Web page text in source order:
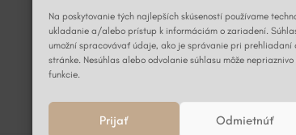
Na poskytovanie tých najlepších skúseností používame
ukladanie a/alebo prístup k informáciám o zariadení.
umožní spracovávať údaje, ako je správanie pri
stránke. Nesúhlas alebo odvolanie súhlasu môže
funkcie.
Prijať Odmietnúť